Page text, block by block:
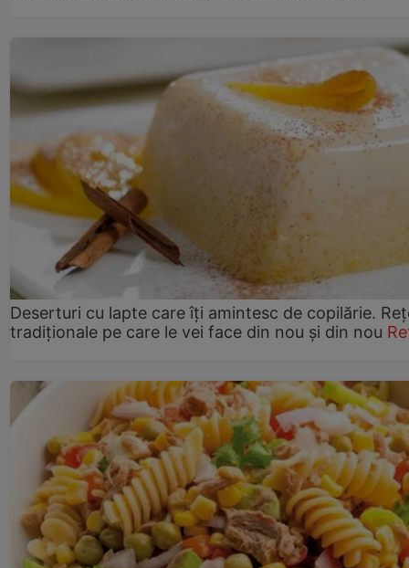
Deserturi cu lapte care îți amintesc de copilărie.
tradiționale pe care le vei face din nou și din nou